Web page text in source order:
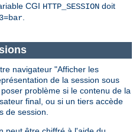
CGI HTTP_SESSION doit
navigateur "Afficher les
de la session sous
problème si le contenu de la
final, ou si un tiers accède
de session.